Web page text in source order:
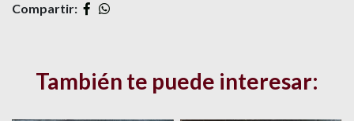
Compartir:
También te puede interesar: